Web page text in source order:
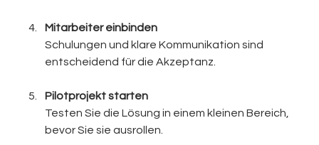
Mitarbeiter einbinden
Schulungen und klare Kommunikation sind
entscheidend für die Akzeptanz.
Pilotprojekt starten
Testen Sie die Lösung in einem kleinen Bereich,
bevor Sie sie ausrollen.